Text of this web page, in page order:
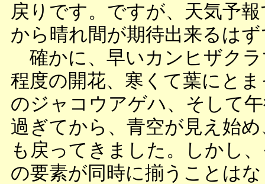
戻りです。ですが、天気予
から晴れ間が期待出来るは
確かに、早いカンヒザク
程度の開花、寒くて葉にと
のジャコウアゲハ、そして
過ぎてから、青空が見え始
も戻ってきました。しかし
の要素が同時に揃うことは